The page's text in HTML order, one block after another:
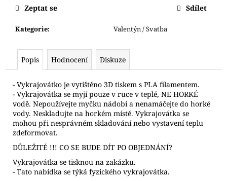
Kategorie: Valentýn / Svatba
Zeptat se Sdílet
Popis Hodnocení Diskuze
- Vykrajovátko je vytištěno 3D tiskem s PLA filamentem.
- Vykrajovátka se myjí pouze v ruce v teplé, NE HORKÉ
vodě. Nepoužívejte myčku nádobí a nenamáčejte do horké
vody. Neskladujte na horkém místě. Vykrajovátka se
mohou při nesprávném skladování nebo vystavení teplu
zdeformovat.
DŮLEŽITÉ !!! CO SE BUDE DÍT PO OBJEDNÁNÍ?
Vykrajovátka se tisknou na zakázku.
- Tato nabídka se týká fyzického vykrajovátka.
VYKRAJOVÁTKO
HLAVA
Kč